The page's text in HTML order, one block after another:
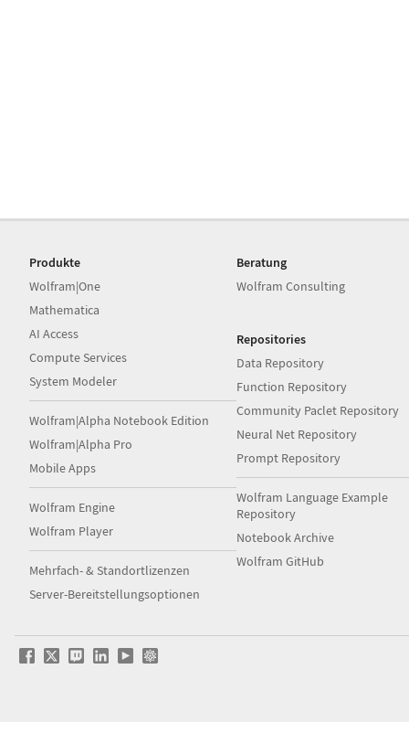
Produkte
Wolfram|One
Mathematica
AI Access
Compute Services
System Modeler
Wolfram|Alpha Notebook Edition
Wolfram|Alpha Pro
Mobile Apps
Wolfram Engine
Wolfram Player
Mehrfach- & Standortlizenzen
Server-Bereitstellungsoptionen
Beratung
Wolfram Consulting
Repositories
Data Repository
Function Repository
Community Paclet Repository
Neural Net Repository
Prompt Repository
Wolfram Language Example
Repository
Notebook Archive
Wolfram GitHub